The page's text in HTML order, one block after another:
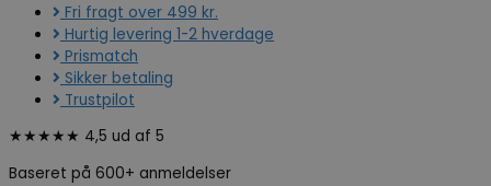
Fri fragt over 499 kr.
Hurtig levering 1-2 hverdage
Prismatch
Sikker betaling
Trustpilot
★★★★★ 4,5 ud af 5
Baseret på 600+ anmeldelser